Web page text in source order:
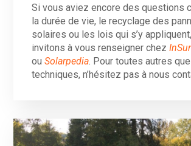
Si vous aviez encore des questions
la durée de vie, le recyclage des
solaires ou les lois qui s’y
invitons à vous renseigner chez
ouSolarpedia . Pour toutes autres
techniques, n’hésitez pas à nous